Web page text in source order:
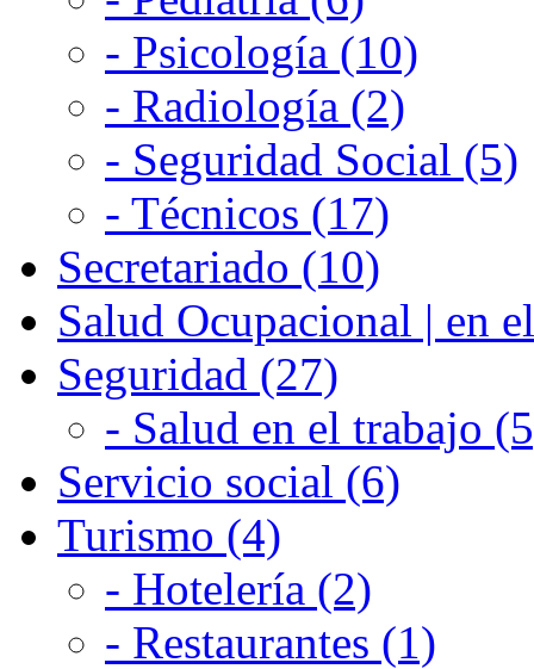
- Psicología (10)
- Radiología (2)
- Seguridad Social (5)
- Técnicos (17)
Secretariado (10)
Salud Ocupacional | en
Seguridad (27)
- Salud en el trabajo
Servicio social (6)
Turismo (4)
- Hotelería (2)
- Restaurantes (1)